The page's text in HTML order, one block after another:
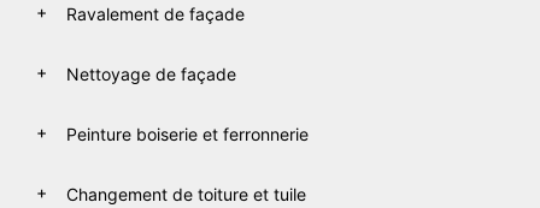
Ravalement de façade
Nettoyage de façade
Peinture boiserie et ferronnerie
Changement de toiture et tuile